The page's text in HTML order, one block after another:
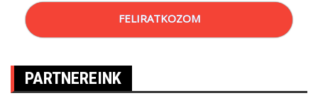
FELIRATKOZOM
PARTNEREINK